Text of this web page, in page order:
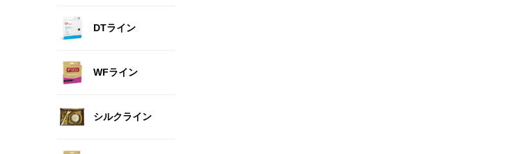
DTライン
WFライン
シルクライン